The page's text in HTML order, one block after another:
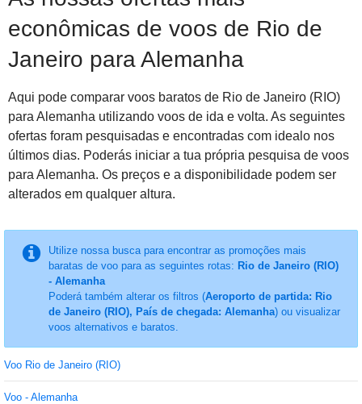
econômicas de voos de Rio de
Janeiro para Alemanha
Aqui pode comparar voos baratos de Rio de Janeiro (RIO)
para Alemanha utilizando voos de ida e volta. As seguintes
ofertas foram pesquisadas e encontradas com idealo nos
últimos dias. Poderás iniciar a tua própria pesquisa de voos
para Alemanha. Os preços e a disponibilidade podem ser
alterados em qualquer altura.
Utilize nossa busca para encontrar as promoções mais
baratas de voo para as seguintes rotas: Rio de Janeiro (RIO)
- Alemanha
Poderá também alterar os filtros (Aeroporto de partida: Rio
de Janeiro (RIO), País de chegada: Alemanha) ou visualizar
voos alternativos e baratos.
Voo Rio de Janeiro (RIO)
Voo - Alemanha